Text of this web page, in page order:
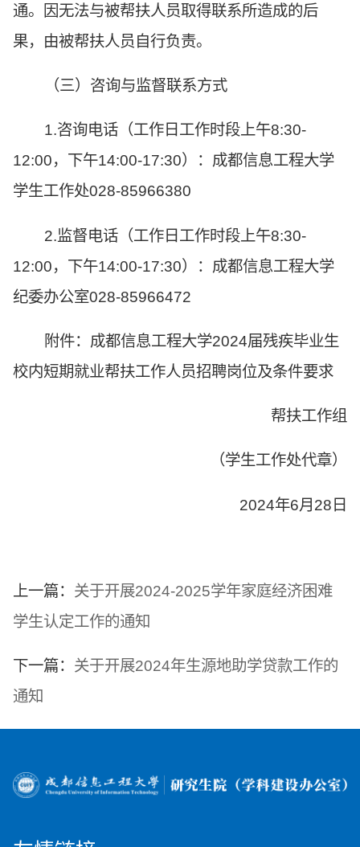
通。因无法与被帮扶人员取得联系所造成的后
果，由被帮扶人员自行负责。
（三）咨询与监督联系方式
1.咨询电话（工作日工作时段上午8:30-
12:00，下午14:00-17:30）：成都信息工程大学
学生工作处028-85966380
2.监督电话（工作日工作时段上午8:30-
12:00，下午14:00-17:30）：成都信息工程大学
纪委办公室028-85966472
附件：成都信息工程大学2024届残疾毕业生
校内短期就业帮扶工作人员招聘岗位及条件要求
帮扶工作组
（学生工作处代章）
2024年6月28日
上一篇： 关于开展2024-2025学年家庭经济困难
学生认定工作的通知
下一篇： 关于开展2024年生源地助学贷款工作的
通知